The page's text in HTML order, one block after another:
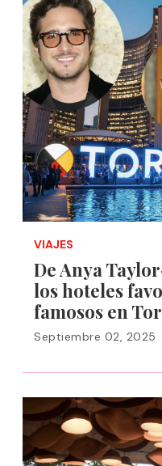
VIAJES
De Anya
los hoteles
famosos en
Septiembre 02, 2025